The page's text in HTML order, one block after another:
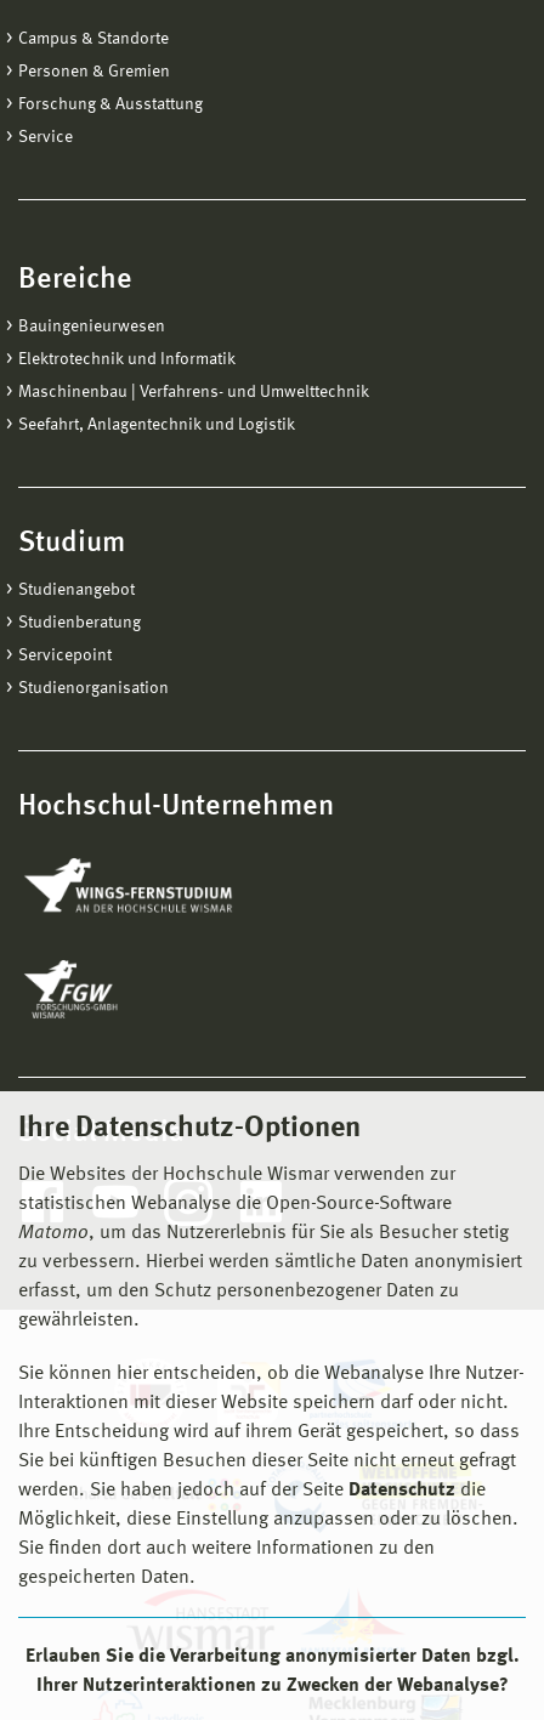
Ihre Datenschutz-Optionen
Die Websites der Hochschule Wismar verwenden zur
statistischen Webanalyse die Open-Source-Software
Matomo, um das Nutzererlebnis für Sie als Besucher stetig
zu verbessern. Hierbei werden sämtliche Daten anonymisiert
erfasst, um den Schutz personenbezogener Daten zu
gewährleisten.
Sie können hier entscheiden, ob die Webanalyse Ihre Nutzer-
Interaktionen mit dieser Website speichern darf oder nicht.
Ihre Entscheidung wird auf ihrem Gerät gespeichert, so dass
Sie bei künftigen Besuchen dieser Seite nicht erneut gefragt
werden. Sie haben jedoch auf der Seite Datenschutz die
Möglichkeit, diese Einstellung anzupassen oder zu löschen.
Sie finden dort auch weitere Informationen zu den
gespeicherten Daten.
Erlauben Sie die Verarbeitung anonymisierter Daten bzgl.
Ihrer Nutzerinteraktionen zu Zwecken der Webanalyse?
Campus & Standorte
Personen & Gremien
Forschung & Ausstattung
Service
Bereiche
Bauingenieurwesen
Elektrotechnik und Informatik
Maschinenbau | Verfahrens- und Umwelttechnik
Seefahrt, Anlagentechnik und Logistik
Studium
Studienangebot
Studienberatung
Servicepoint
Studienorganisation
Hochschul-Unternehmen
Social Media